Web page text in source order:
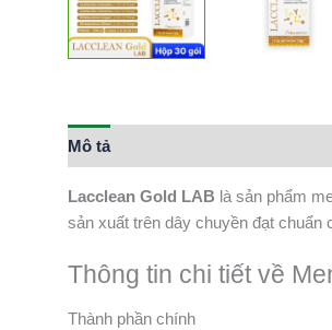
Mô tả
Lacclean Gold LAB là sản phẩm
sản xuất trên dây chuyền đạt
Thông tin chi tiết về
Thành phần chính